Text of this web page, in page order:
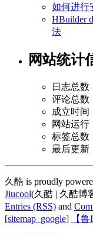
如何进行
HBuilder
法
网站统计
日志总数
评论总数
成立时间
网站运行
标签总数
最后更新
久酷 is proudly
Jiucool(久酷 | 久酷博
Entries (RSS) and
[sitemap_google] 【